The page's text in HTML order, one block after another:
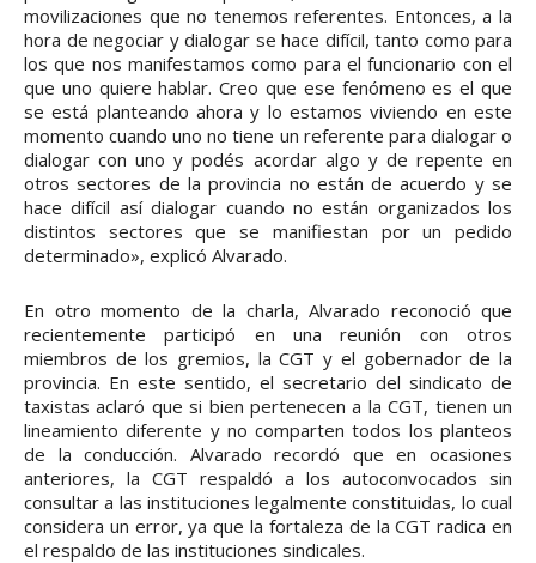
movilizaciones que no tenemos referentes. Entonces, a la
hora de negociar y dialogar se hace difícil, tanto como para
los que nos manifestamos como para el funcionario con el
que uno quiere hablar. Creo que ese fenómeno es el que
se está planteando ahora y lo estamos viviendo en este
momento cuando uno no tiene un referente para dialogar o
dialogar con uno y podés acordar algo y de repente en
otros sectores de la provincia no están de acuerdo y se
hace difícil así dialogar cuando no están organizados los
distintos sectores que se manifiestan por un pedido
determinado», explicó Alvarado.
En otro momento de la charla, Alvarado reconoció que
recientemente participó en una reunión con otros
miembros de los gremios, la CGT y el gobernador de la
provincia. En este sentido, el secretario del sindicato de
taxistas aclaró que si bien pertenecen a la CGT, tienen un
lineamiento diferente y no comparten todos los planteos
de la conducción. Alvarado recordó que en ocasiones
anteriores, la CGT respaldó a los autoconvocados sin
consultar a las instituciones legalmente constituidas, lo cual
considera un error, ya que la fortaleza de la CGT radica en
el respaldo de las instituciones sindicales.